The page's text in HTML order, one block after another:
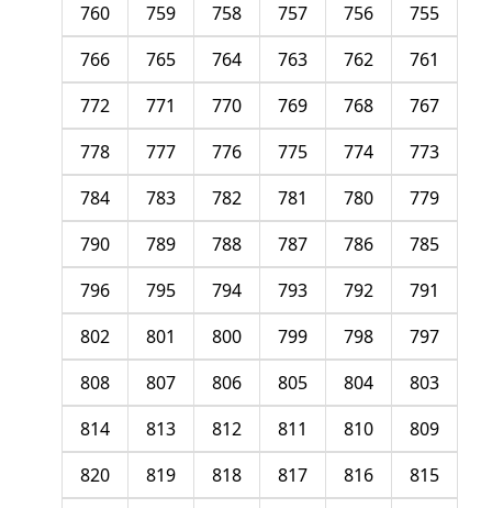
755
756
757
758
759
760
761
762
763
764
765
766
767
768
769
770
771
772
773
774
775
776
777
778
779
780
781
782
783
784
785
786
787
788
789
790
791
792
793
794
795
796
797
798
799
800
801
802
803
804
805
806
807
808
809
810
811
812
813
814
815
816
817
818
819
820